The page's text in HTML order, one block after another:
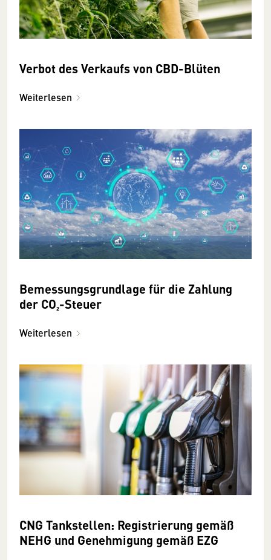
Verbot des Verkaufs von CBD-Blüten
Weiterlesen
Bemessungsgrundlage für die Zahlung
der CO₂-Steuer
Weiterlesen
CNG Tankstellen: Registrierung gemäß
NEHG und Genehmigung gemäß EZG